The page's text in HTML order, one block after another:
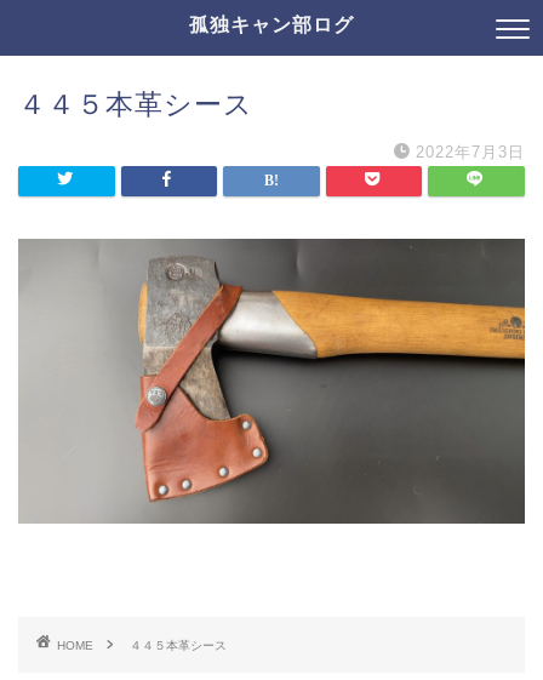
孤独キャン部ログ
４４５本革シース
2022年7月3日
HOME ４４５本革シース